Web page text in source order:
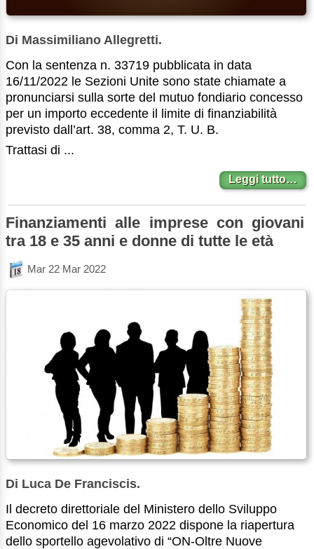
Di Massimiliano Allegretti.
Con la sentenza n. 33719 pubblicata in data
16/11/2022 le Sezioni Unite sono state chiamate a
pronunciarsi sulla sorte del mutuo fondiario concesso
per un importo eccedente il limite di finanziabilità
previsto dall’art. 38, comma 2, T. U. B.
Trattasi di ...
Leggi tutto…
Finanziamenti alle imprese con giovani
tra 18 e 35 anni e donne di tutte le età
Mar 22 Mar 2022
Di Luca De Franciscis.
Il decreto direttoriale del Ministero dello Sviluppo
Economico del 16 marzo 2022 dispone la riapertura
dello sportello agevolativo di “ON-Oltre Nuove